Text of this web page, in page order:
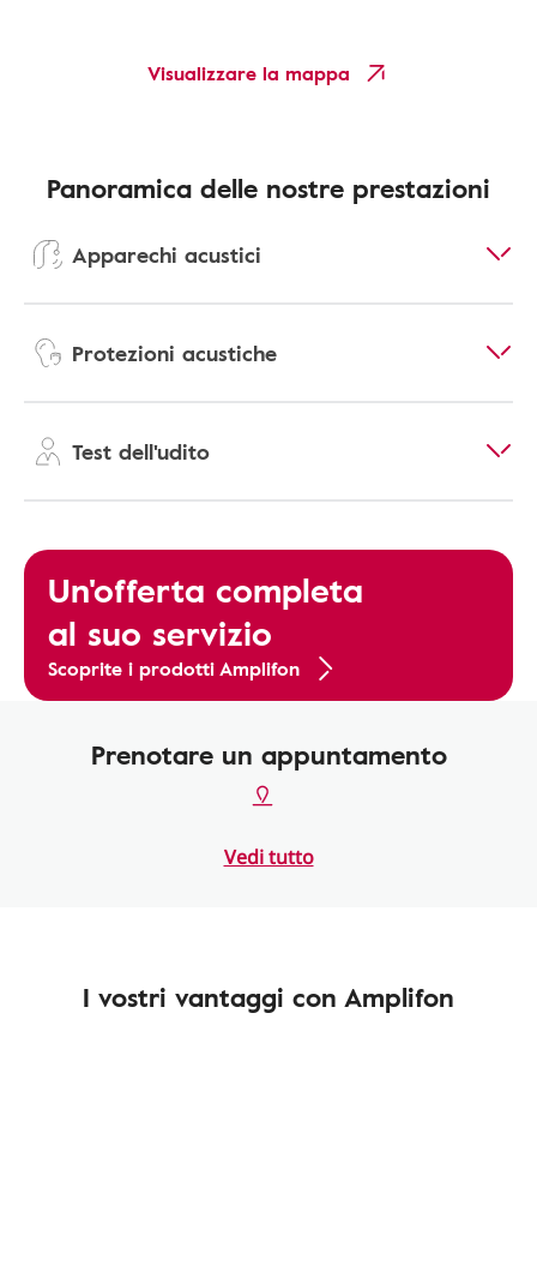
Visualizzare la mappa
Panoramica delle nostre prestazioni
Apparechi acustici
Protezioni acustiche
Test dell'udito
Un'offerta completa
al suo servizio
Scoprite i prodotti Amplifon
Prenotare un appuntamento
Vedi tutto
I vostri vantaggi con Amplifon